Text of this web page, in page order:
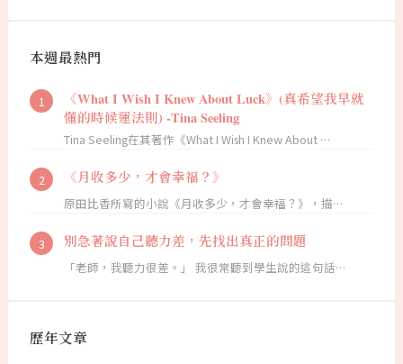
本週最熱門
《What I Wish I Knew About Luck》(真希望我早就
懂的時候運法則) -Tina Seeling
Tina Seeling在其著作《What I Wish I Knew About …
《月收多少，才會幸福？》
原田比香所寫的小說《月收多少，才會幸福？》，描…
別急著說自己聽力差，先找出真正的問題
「老師，我聽力很差。」 我很常聽到學生說的這句話…
歷年文章